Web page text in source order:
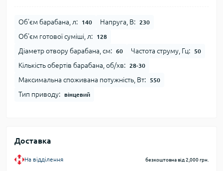
Об'єм барабана, л: 140 Напруга, В: 230
Об'єм готової суміші, л: 128
Діаметр отвору барабана, см: 60 Частота струму, Гц: 50
Кількість обертів барабана, об/хв: 28-30
Максимальна споживана потужність, Вт: 550
Тип приводу: вінцевий
Доставка
На відділення безкоштовна від 2,000 грн.